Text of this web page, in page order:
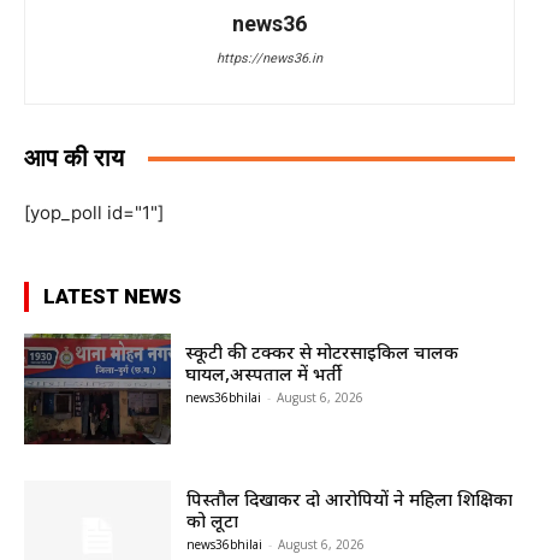
news36
https://news36.in
आप की राय
[yop_poll id="1"]
LATEST NEWS
स्कूटी की टक्कर से मोटरसाइकिल चालक
घायल,अस्पताल में भर्ती
news36bhilai - August 6, 2026
पिस्तौल दिखाकर दो आरोपियों ने महिला शिक्षिका
को लूटा
news36bhilai - August 6, 2026